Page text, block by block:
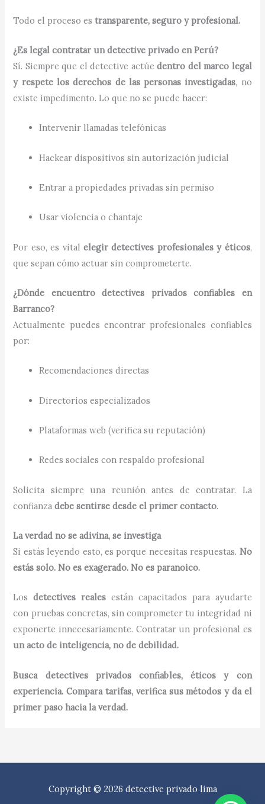
Todo el proceso estransparente, seguro y profesional.
¿Es legal contratar un detective privado en Perú?
Sí. Siempre que el detective actúedentro del marco legal
y respete los derechos de las personas investigadas, no
existe impedimento. Lo que no se puede hacer:
Intervenir llamadas telefónicas
Hackear dispositivos sin autorización judicial
Entrar a propiedades privadas sin permiso
Usar violencia o chantaje
Por eso, es vital elegir detectives profesionales y éticos,
que sepan cómo actuar sin comprometerte.
¿Dónde encuentro detectives privados confiables en
Barranco?
Actualmente puedes encontrar profesionales confiables
por:
Recomendaciones directas
Directorios especializados
Plataformas web (verifica su reputación)
Redes sociales con respaldo profesional
Solicita siempre una reunión antes de contratar. La
confianzadebe sentirse desde el primer contacto.
La verdad no se adivina, se investiga
Si estás leyendo esto, es porque necesitas respuestas. No
estás solo. No es exagerado. No es paranoico.
Losdetectives reales están capacitados para ayudarte
con pruebas concretas, sin comprometer tu integridad ni
exponerte innecesariamente. Contratar un profesional es
un acto de inteligencia, no de debilidad.
Busca detectives privados confiables, éticos y con
experiencia. Compara tarifas, verifica sus métodos y da el
primer paso hacia la verdad.
Copyright © 2026 detective privado lima